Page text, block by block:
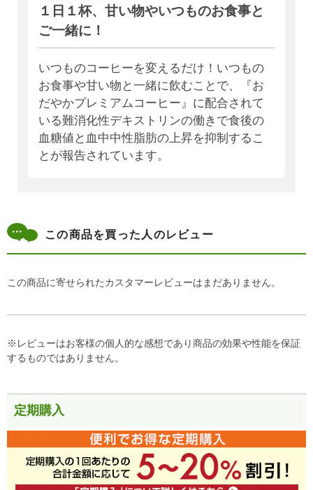
１日１杯、甘い物やいつものお食事と
ご一緒に！
いつものコーヒーを変えるだけ！いつもの
お食事や甘い物と一緒に飲むことで、『お
だやかプレミアムコーヒー』に配合されて
いる難消化性デキストリンの働きで食後の
血糖値と血中中性脂肪の上昇を抑制するこ
とが報告されています。
この商品を買った人のレビュー
この商品に寄せられたカスタマーレビューはまだありません。
※レビューはお客様の個人的な感想であり商品の効果や性能を保証
するものではありません。
定期購入